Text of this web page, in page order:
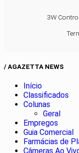
3W
/ AGAZETTA NEWS
Início
Classificados
Colunas
Geral
Empregos
Guia Comercial
Farmácias de
Câmeras Ao